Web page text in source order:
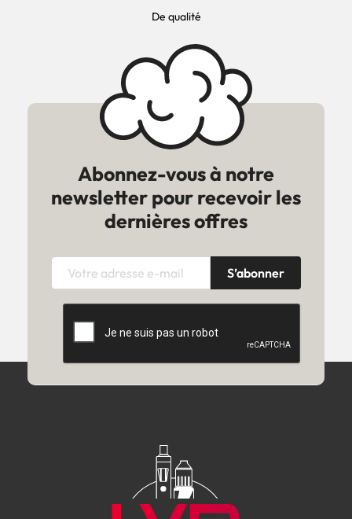
De qualité
Abonnez-vous à notre
newsletter pour recevoir les
dernières offres